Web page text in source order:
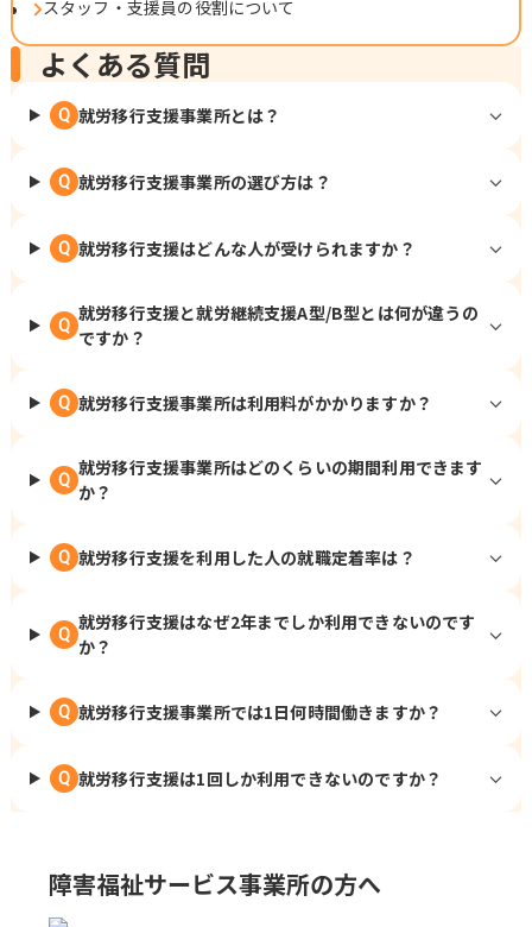
スタッフ・支援員の役割について
よくある質問
Q 就労移行支援事業所とは？
Q 就労移行支援事業所の選び方は？
Q 就労移行支援はどんな人が受けられますか？
Q
就労移行支援と就労継続支援A型/B型とは何が違うの
ですか？
Q 就労移行支援事業所は利用料がかかりますか？
Q
就労移行支援事業所はどのくらいの期間利用できます
か？
Q 就労移行支援を利用した人の就職定着率は？
Q
就労移行支援はなぜ2年までしか利用できないのです
か？
Q 就労移行支援事業所では1日何時間働きますか？
Q 就労移行支援は1回しか利用できないのですか？
障害福祉サービス事業所の方へ